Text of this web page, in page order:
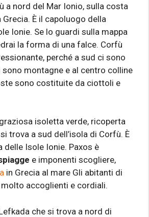
a nord del Mar Ionio, sulla costa
È il capoluogo della
Ionie. Se lo guardi sulla mappa
la forma di una falce. Corfù
perché a sud ci sono
sono montagne e al centro colline
sono costituite da ciottoli e
graziosa isoletta verde, ricoperta
trova a sud dell’isola di Corfù. È
delle Isole Ionie. Paxos è
e imponenti scogliere,
in Grecia al mare Gli abitanti di
molto accoglienti e cordiali.
che si trova a nord di